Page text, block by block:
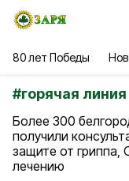
80 лет Победы
#горячая линия
Более 300
получили
защите от гриппа,
лечению